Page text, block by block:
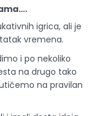
igrica, ali je
vremena.
i po nekoliko
na drugo tako
na pravilan